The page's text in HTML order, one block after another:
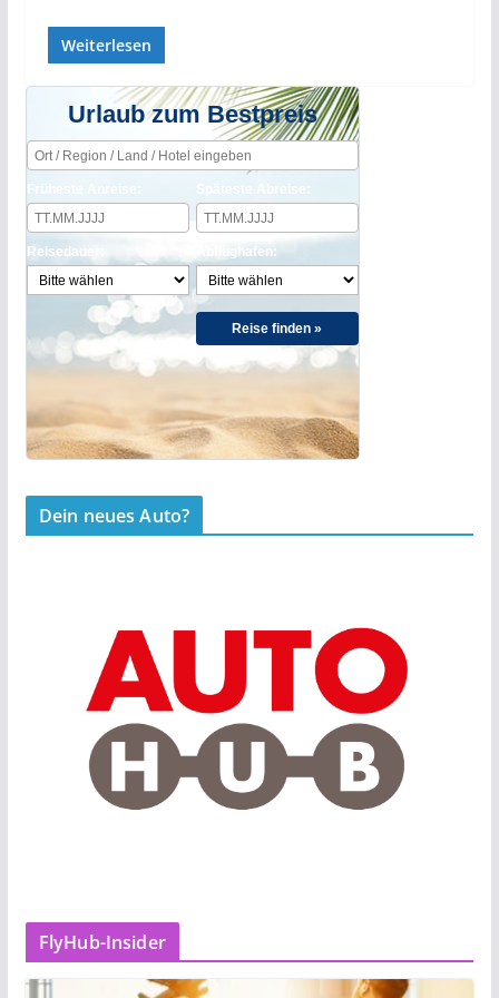
Weiterlesen
Urlaub zum Bestpreis
Früheste Anreise:
Reisedauer:
Späteste Abreise:
Abflughafen:
Reise finden »
Dein neues Auto?
FlyHub-Insider